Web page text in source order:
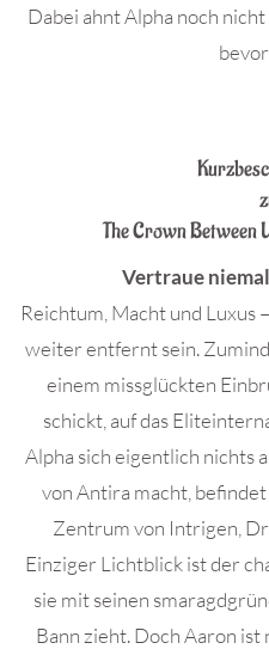
Dabei ahnt Alpha noch
The Crown Between
Vertraue
Reichtum, Macht und Luxus
weiter entfernt sein.
einem missglückten
schickt, auf das
Alpha sich eigentlich nichts
von Antira macht,
Zentrum von Intrigen,
Einziger Lichtblick ist der
sie mit seinen
Bann zieht. Doch Aaron